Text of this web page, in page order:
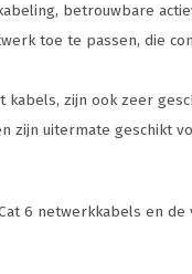
betrouwbare
toe te passen, die
kabels, zijn ook zeer
zijn uitermate geschikt
6 netwerkkabels en